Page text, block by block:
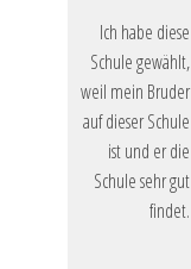
Ich habe diese
Schule gewählt,
weil mein Bruder
auf dieser Schule
ist und er die
Schule sehr gut
findet.